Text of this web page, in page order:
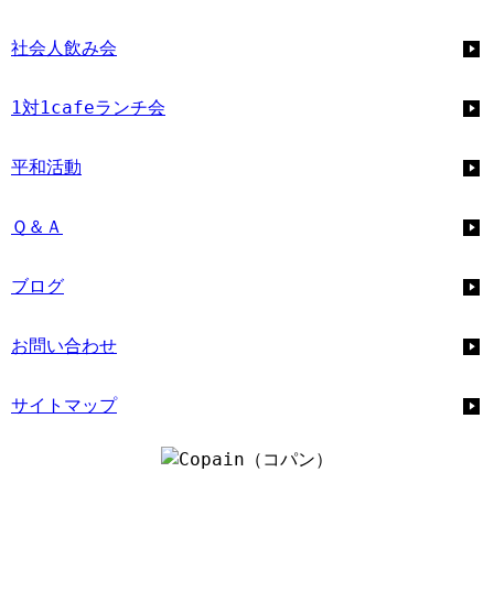
社会人飲み会
1対1cafeランチ会
平和活動
Ｑ＆Ａ
ブログ
お問い合わせ
サイトマップ